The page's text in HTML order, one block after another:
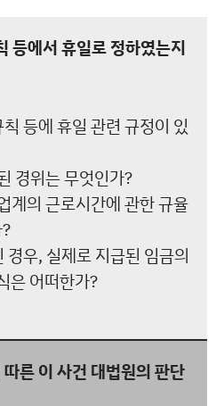
등에서 휴일로 정하였는지
등에 휴일 관련 규정이 있
경위는 무엇인가?
의 근로시간에 관한 규율
우, 실제로 지급된 임금의
은 어떠한가?
른 이 사건 대법원의 판단